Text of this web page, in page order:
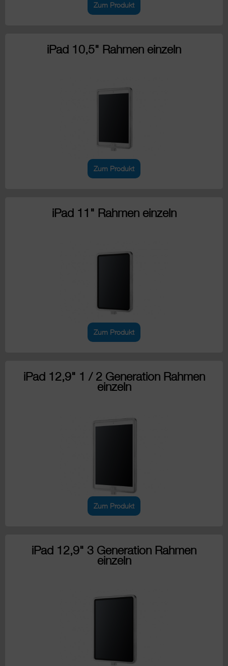
Zum Produkt
iPad 10,5" Rahmen einzeln
Zum Produkt
iPad 11" Rahmen einzeln
Zum Produkt
iPad 12,9" 1 / 2 Generation Rahmen
einzeln
Zum Produkt
iPad 12,9" 3 Generation Rahmen
einzeln